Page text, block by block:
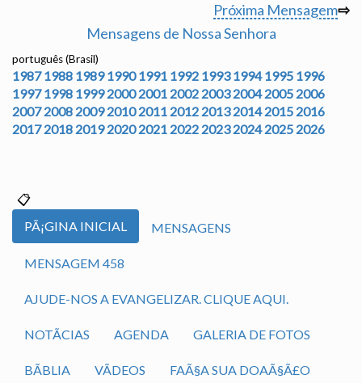
Próxima Mensagem⇨
Mensagens de Nossa Senhora
português (Brasil)
1987 1988 1989 1990 1991 1992 1993 1994 1995 1996
1997 1998 1999 2000 2001 2002 2003 2004 2005 2006
2007 2008 2009 2010 2011 2012 2013 2014 2015 2016
2017 2018 2019 2020 2021 2022 2023 2024 2025 2026
PÃ¡GINA INICIAL MENSAGENS
MENSAGEM 458
AJUDE-NOS A EVANGELIZAR. CLIQUE AQUI.
NOTÃ­CIAS AGENDA GALERIA DE FOTOS
BÃ­BLIA VÃ­DEOS FAÃ§A SUA DOAÃ§Ã£O